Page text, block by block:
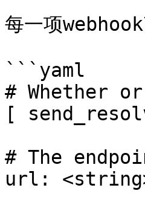
每一项
```yaml
# Whether
[
# The
url: